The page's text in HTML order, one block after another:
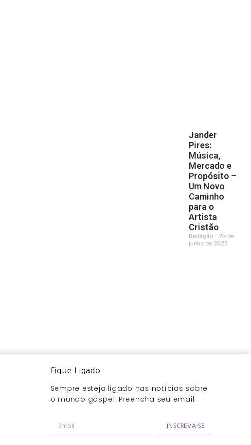
Jander
Pires:
Música,
Mercado e
Propósito –
Um Novo
Caminho
para o
Artista
Cristão
Redação
29 de
junho de 2025
Fique Ligado
Sempre esteja ligado nas notícias sobre
o mundo gospel. Preencha seu email.
INSCREVA-SE